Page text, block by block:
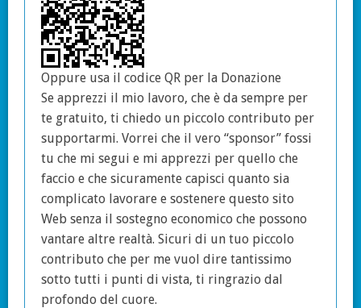
Oppure usa il codice QR per la Donazione
Se apprezzi il mio lavoro, che è da sempre per
te gratuito, ti chiedo un piccolo contributo per
supportarmi. Vorrei che il vero “sponsor” fossi
tu che mi segui e mi apprezzi per quello che
faccio e che sicuramente capisci quanto sia
complicato lavorare e sostenere questo sito
Web senza il sostegno economico che possono
vantare altre realtà. Sicuri di un tuo piccolo
contributo che per me vuol dire tantissimo
sotto tutti i punti di vista, ti ringrazio dal
profondo del cuore.